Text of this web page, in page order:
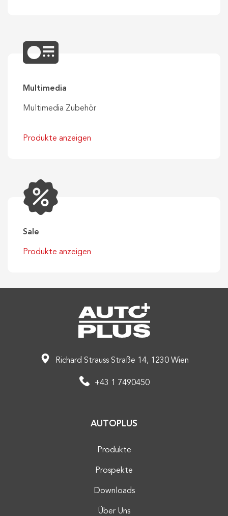
Multimedia
Multimedia Zubehör
Produkte anzeigen
Sale
Produkte anzeigen
Richard Strauss Straße 14, 1230 Wien
+43 1 7490450
AUTOPLUS
Produkte
Prospekte
Downloads
Über Uns